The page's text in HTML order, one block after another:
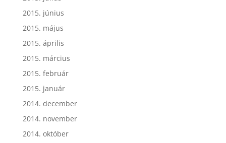
2015. június
2015. május
2015. április
2015. március
2015. február
2015. január
2014. december
2014. november
2014. október